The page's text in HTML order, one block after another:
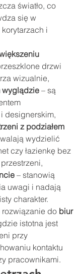
światło, co
się w
i
drzwi
wizualnie,
wyglądzie – są
designerskim,
z podziałem
wydzielić
czy łazienkę bez
– stanowią
uwagi i nadają
charakter.
rozwiązanie do biur
istotna jest
przy
kontaktu
pracownikami.